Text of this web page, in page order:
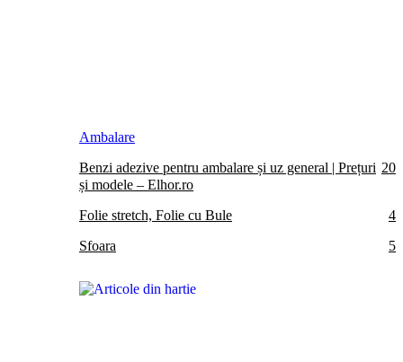
Ambalare
Benzi adezive pentru ambalare și uz general | Prețuri
și modele – Elhor.ro
20
Folie stretch, Folie cu Bule
4
Sfoara
5